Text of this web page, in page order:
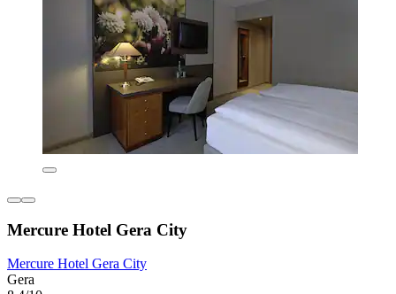
Mercure Hotel Gera City
Mercure Hotel Gera City
Gera